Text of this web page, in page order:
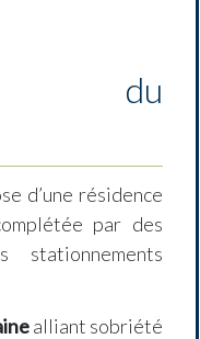
du
d’une résidence
par des
stationnements
alliant sobriété